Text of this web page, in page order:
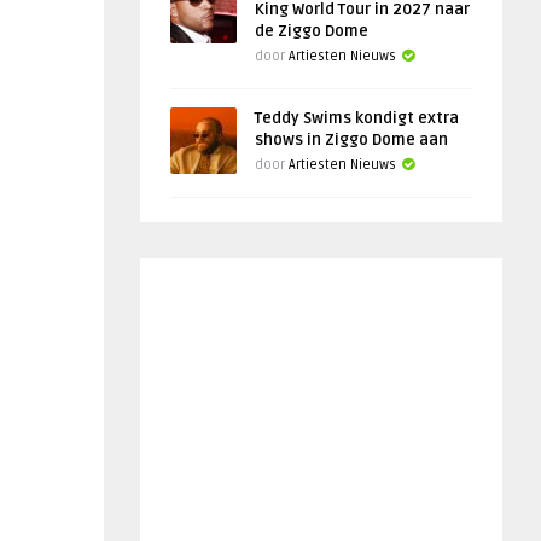
King World Tour in 2027 naar
de Ziggo Dome
door Artiesten Nieuws
Teddy Swims kondigt extra
shows in Ziggo Dome aan
door Artiesten Nieuws